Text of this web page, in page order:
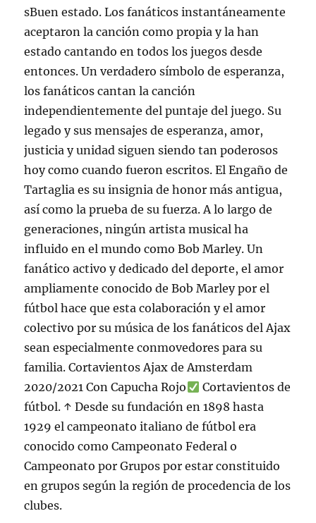
sBuen estado. Los fanáticos instantáneamente
aceptaron la canción como propia y la han
estado cantando en todos los juegos desde
entonces. Un verdadero símbolo de esperanza,
los fanáticos cantan la canción
independientemente del puntaje del juego. Su
legado y sus mensajes de esperanza, amor,
justicia y unidad siguen siendo tan poderosos
hoy como cuando fueron escritos. El Engaño de
Tartaglia es su insignia de honor más antigua,
así como la prueba de su fuerza. A lo largo de
generaciones, ningún artista musical ha
influido en el mundo como Bob Marley. Un
fanático activo y dedicado del deporte, el amor
ampliamente conocido de Bob Marley por el
fútbol hace que esta colaboración y el amor
colectivo por su música de los fanáticos del Ajax
sean especialmente conmovedores para su
familia. Cortavientos Ajax de Amsterdam
2020/2021 Con Capucha Rojo
Cortavientos de
fútbol. ↑ Desde su fundación en 1898 hasta
1929 el campeonato italiano de fútbol era
conocido como Campeonato Federal o
Campeonato por Grupos por estar constituido
en grupos según la región de procedencia de los
clubes.